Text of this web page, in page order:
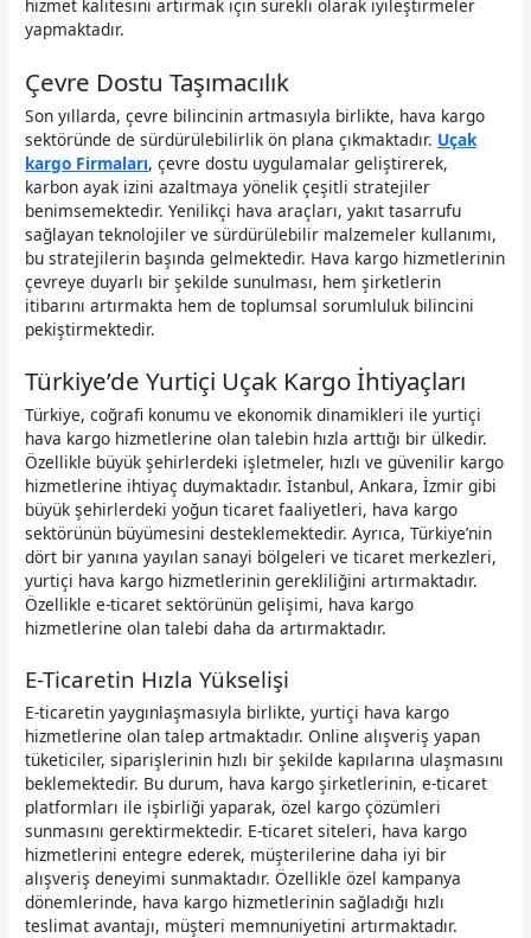
hizmet kalitesini artırmak için sürekli olarak iyileştirmeler
yapmaktadır.
Çevre Dostu Taşımacılık
Son yıllarda, çevre bilincinin artmasıyla birlikte, hava kargo
sektöründe de sürdürülebilirlik ön plana çıkmaktadır. Uçak
kargo Firmaları, çevre dostu uygulamalar geliştirerek,
karbon ayak izini azaltmaya yönelik çeşitli stratejiler
benimsemektedir. Yenilikçi hava araçları, yakıt tasarrufu
sağlayan teknolojiler ve sürdürülebilir malzemeler kullanımı,
bu stratejilerin başında gelmektedir. Hava kargo hizmetlerinin
çevreye duyarlı bir şekilde sunulması, hem şirketlerin
itibarını artırmakta hem de toplumsal sorumluluk bilincini
pekiştirmektedir.
Türkiye’de Yurtiçi Uçak Kargo İhtiyaçları
Türkiye, coğrafi konumu ve ekonomik dinamikleri ile yurtiçi
hava kargo hizmetlerine olan talebin hızla arttığı bir ülkedir.
Özellikle büyük şehirlerdeki işletmeler, hızlı ve güvenilir kargo
hizmetlerine ihtiyaç duymaktadır. İstanbul, Ankara, İzmir gibi
büyük şehirlerdeki yoğun ticaret faaliyetleri, hava kargo
sektörünün büyümesini desteklemektedir. Ayrıca, Türkiye’nin
dört bir yanına yayılan sanayi bölgeleri ve ticaret merkezleri,
yurtiçi hava kargo hizmetlerinin gerekliliğini artırmaktadır.
Özellikle e-ticaret sektörünün gelişimi, hava kargo
hizmetlerine olan talebi daha da artırmaktadır.
E-Ticaretin Hızla Yükselişi
E-ticaretin yaygınlaşmasıyla birlikte, yurtiçi hava kargo
hizmetlerine olan talep artmaktadır. Online alışveriş yapan
tüketiciler, siparişlerinin hızlı bir şekilde kapılarına ulaşmasını
beklemektedir. Bu durum, hava kargo şirketlerinin, e-ticaret
platformları ile işbirliği yaparak, özel kargo çözümleri
sunmasını gerektirmektedir. E-ticaret siteleri, hava kargo
hizmetlerini entegre ederek, müşterilerine daha iyi bir
alışveriş deneyimi sunmaktadır. Özellikle özel kampanya
dönemlerinde, hava kargo hizmetlerinin sağladığı hızlı
teslimat avantajı, müşteri memnuniyetini artırmaktadır.